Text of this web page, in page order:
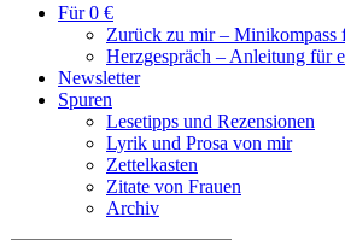
Für 0 €
Zurück zu mir – Minikompass
Herzgespräch – Anleitung für
Newsletter
Spuren
Lesetipps und Rezensionen
Lyrik und Prosa von mir
Zettelkasten
Zitate von Frauen
Archiv